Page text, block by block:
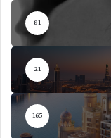
81
21
165